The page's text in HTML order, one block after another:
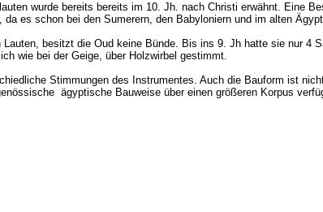
wurde bereits bereits im 10. Jh. nach Christi erwähnt. Eine
da es schon bei den Sumerern, den Babyloniern und im alten
besitzt die Oud keine Bünde. Bis ins 9. Jh hatte sie nur 4
wie bei der Geige, über Holzwirbel gestimmt.
Stimmungen des Instrumentes. Auch die Bauform ist
ägyptische Bauweise über einen größeren Korpus